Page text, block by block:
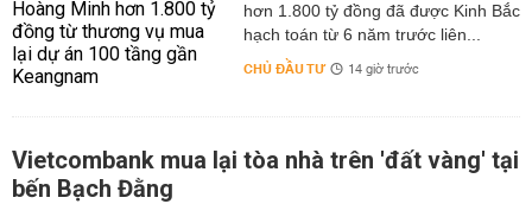
hơn 1.800 tỷ đồng đã được Kinh Bắc
hạch toán từ 6 năm trước liên...
CHỦ ĐẦU TƯ 14 giờ trước
Vietcombank mua lại tòa nhà trên 'đất vàng' tại
bến Bạch Đằng